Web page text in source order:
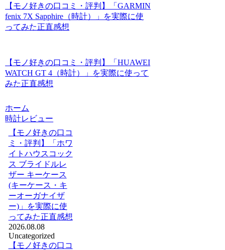
【モノ好きの口コミ・評判】「GARMIN
fenix 7X Sapphire（時計）」を実際に使
ってみた正直感想
【モノ好きの口コミ・評判】「HUAWEI
WATCH GT 4（時計）」を実際に使って
みた正直感想
ホーム
時計レビュー
【モノ好きの口コ
ミ・評判】「ホワ
イトハウスコック
ス ブライドルレ
ザー キーケース
(キーケース・キ
ーオーガナイザ
ー)」を実際に使
ってみた正直感想
2026.08.08
Uncategorized
【モノ好きの口コ